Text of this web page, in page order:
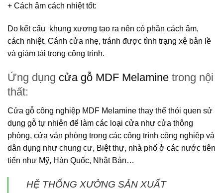
+ Cách âm cách nhiệt tốt:
Do kết cấu khung xương tạo ra nên có phần cách âm,
cách nhiệt. Cánh cửa nhẹ, tránh được tình trạng xệ bản lề
và giảm tải trọng công trình.
Ứng dụng cửa gỗ MDF Melamine trong nội
thất:
Cửa gỗ công nghiệp MDF Melamine thay thế thói quen sử
dụng gỗ tự nhiên để làm các loại cửa như cửa thông
phòng, cửa văn phòng trong các công trình công nghiệp và
dân dụng như chung cư, Biệt thự, nhà phố ở các nước tiên
tiến như Mỹ, Hàn Quốc, Nhật Bản…
HỆ THỐNG XƯỞNG SẢN XUẤT